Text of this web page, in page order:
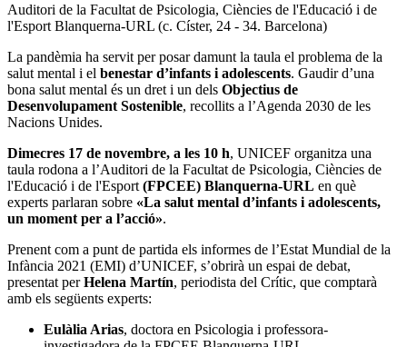
Auditori de la Facultat de Psicologia, Ciències de l'Educació i de
l'Esport Blanquerna-URL (c. Císter, 24 - 34. Barcelona)
La pandèmia ha servit per posar damunt la taula el problema de la
salut mental i el benestar d’infants i adolescents. Gaudir d’una
bona salut mental és un dret i un dels Objectius de
Desenvolupament Sostenible, recollits a l’Agenda 2030 de les
Nacions Unides.
Dimecres 17 de novembre, a les 10 h, UNICEF organitza una
taula rodona a l’Auditori de la Facultat de Psicologia, Ciències de
l'Educació i de l'Esport (FPCEE) Blanquerna-URL en què
experts parlaran sobre «La salut mental d’infants i adolescents,
un moment per a l’acció».
Prenent com a punt de partida els informes de l’Estat Mundial de la
Infància 2021 (EMI) d’UNICEF, s’obrirà un espai de debat,
presentat perHelena Martín, periodista del Crític, que comptarà
amb els següents experts:
Eulàlia Arias, doctora en Psicologia i professora-